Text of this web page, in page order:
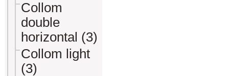
Collom
double
horizontal (3)
Collom light
(3)